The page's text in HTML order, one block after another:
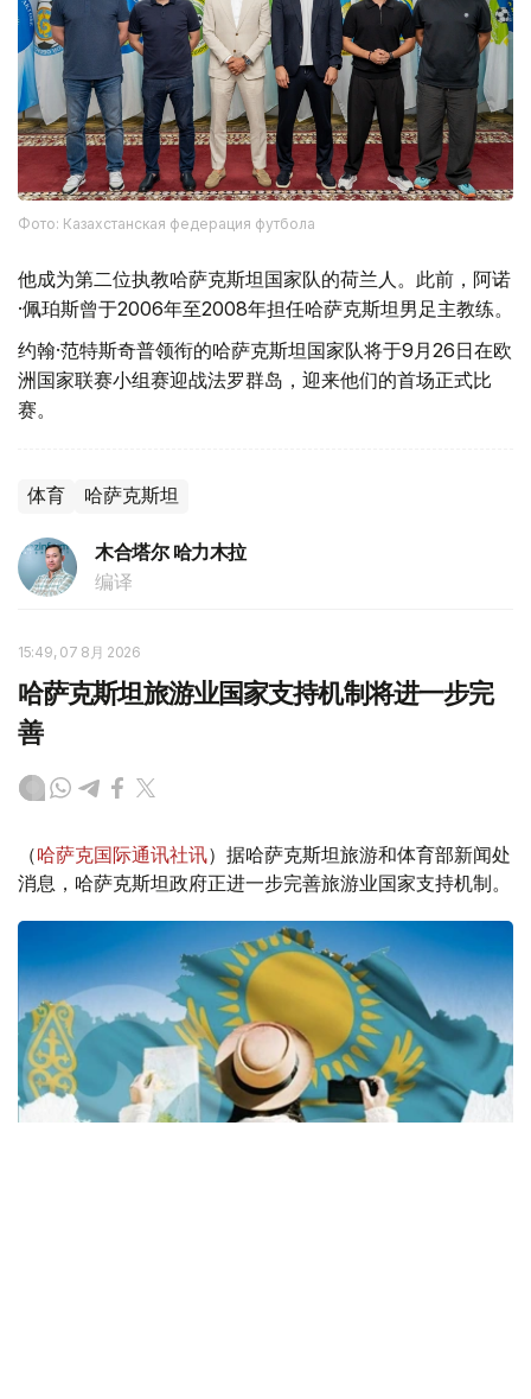
Фото: Казахстанская федерация футбола
他成为第二位执教哈萨克斯坦国家队的荷兰人。此前，阿诺
·佩珀斯曾于2006年至2008年担任哈萨克斯坦男足主教练。
约翰·范特斯奇普领衔的哈萨克斯坦国家队将于9月26日在欧
洲国家联赛小组赛迎战法罗群岛，迎来他们的首场正式比
赛。
体育 哈萨克斯坦
木合塔尔 哈力木拉
编译
15:49, 07 8月 2026
哈萨克斯坦旅游业国家支持机制将进一步完
善
（哈萨克国际通讯社讯）据哈萨克斯坦旅游和体育部新闻处
消息，哈萨克斯坦政府正进一步完善旅游业国家支持机制。